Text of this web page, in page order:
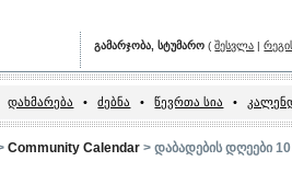
გამარჯობა, სტუმარო (შესვლა |
დახმარება • ძებნა • წევრთა სია •
Community Calendar > დაბადების დღეები